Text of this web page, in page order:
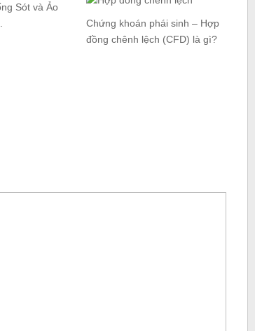
Sót và Ảo
Chứng khoán phái sinh – Hợp
đồng chênh lệch (CFD) là gì?